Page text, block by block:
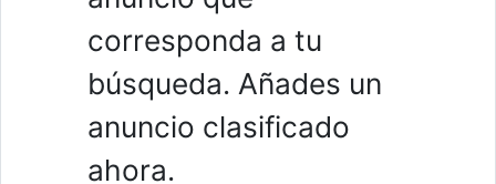
corresponda a tu
búsqueda. Añades un
anuncio clasificado
ahora.